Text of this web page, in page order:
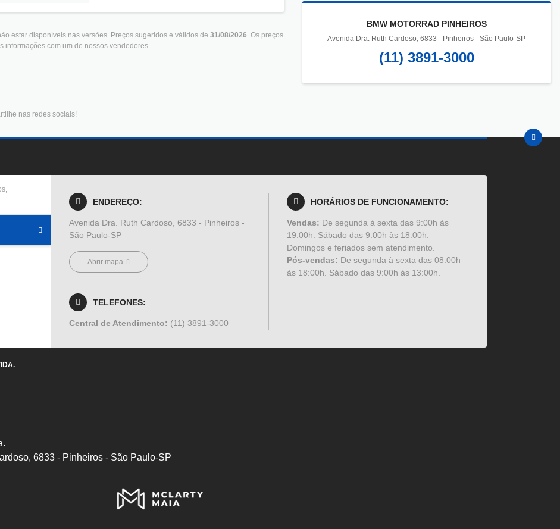
estar disponíveis nas versões. Preços sugeridos e válidos de 31/08/2026. Os preços
informações com um de nossos vendedores.
nas redes sociais!
BMW MOTORRAD PINHEIROS
Avenida Dra. Ruth Cardoso, 6833 - Pinheiros - São Paulo-SP
(11) 3891-3000
ENDEREÇO:
Avenida Dra. Ruth Cardoso, 6833 - Pinheiros -
São Paulo-SP
Abrir mapa
TELEFONES:
Central de Atendimento: (11) 3891-3000
HORÁRIOS DE FUNCIONAMENTO:
Vendas: De segunda à sexta das 9:00h às
19:00h. Sábado das 9:00h às 18:00h.
Domingos e feriados sem atendimento.
Pós-vendas: De segunda à sexta das 08:00h
às 18:00h. Sábado das 9:00h às 13:00h.
6833 - Pinheiros - São Paulo-SP